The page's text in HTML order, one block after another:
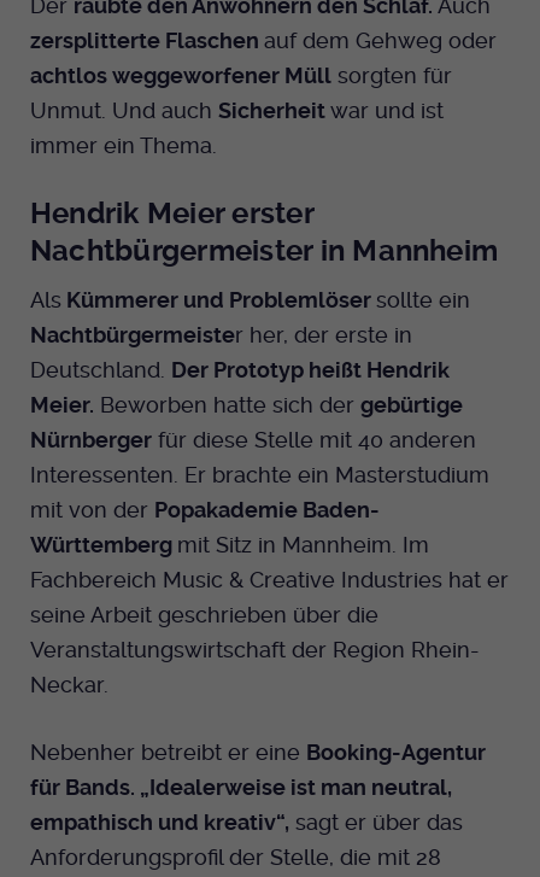
Der raubte den Anwohnern den Schlaf. Auch
zersplitterte Flaschen auf dem Gehweg oder
achtlos weggeworfener Müll sorgten für
Unmut. Und auch Sicherheitwar und ist
immer ein Thema.
Hendrik Meier erster
Nachtbürgermeister in Mannheim
Als Kümmerer und Problemlösersollte ein
Nachtbürgermeister her, der erste in
Deutschland. Der Prototyp heißt Hendrik
Meier. Beworben hatte sich der gebürtige
Nürnberger für diese Stelle mit 40 anderen
Interessenten. Er brachte ein Masterstudium
mit von der Popakademie Baden-
Württemberg mit Sitz in Mannheim. Im
Fachbereich Music & Creative Industries hat er
seine Arbeit geschrieben über die
Veranstaltungswirtschaft der Region Rhein-
Neckar.
Nebenher betreibt er eine Booking-Agentur
für Bands. „Idealerweise ist man neutral,
empathisch und kreativ“, sagt er über das
Anforderungsprofil der Stelle, die mit 28
Zweck
Dieser Cookie wird genutzt um
festzustellen ob ein Benutzer im TYPO3
Backend eingelogged ist und die Seite
Zweck
Dieser Cookie wird genutzt um
festzustellen ob ein Benutzer im TYPO3
Frontend eingelogged ist und die Seite
Name PHPSESSID
Anbieter EKHN
Laufzeit Ende der Sitzung
Zweck
PHP Daten Identifikator, der gesetzt wird
Name uid
Anbieter EKHN
Name _pk_id.424
Anbieter Medienhaus der EKHN GmbH
Laufzeit 13 Monate
Zweck Einzigartige Besucher ID.
Name _pk_ses.424
Anbieter Medienhaus der EKHN GmbH
Laufzeit 30 Minuten
Zweck
Informationen über den Besuch.
Anbieter Medienhaus der EKHN GmbH
Laufzeit
Zweck
Einstellungen
Cookie-Informationen anzeigen
Marketing
Reichweiten Analyse
Anbieter Facebook Ireland Limited
Laufzeit 3 Monate
Zweck Anzeigen / Ads
Youtube
Facebook
Twitter
Spotify
TikTok